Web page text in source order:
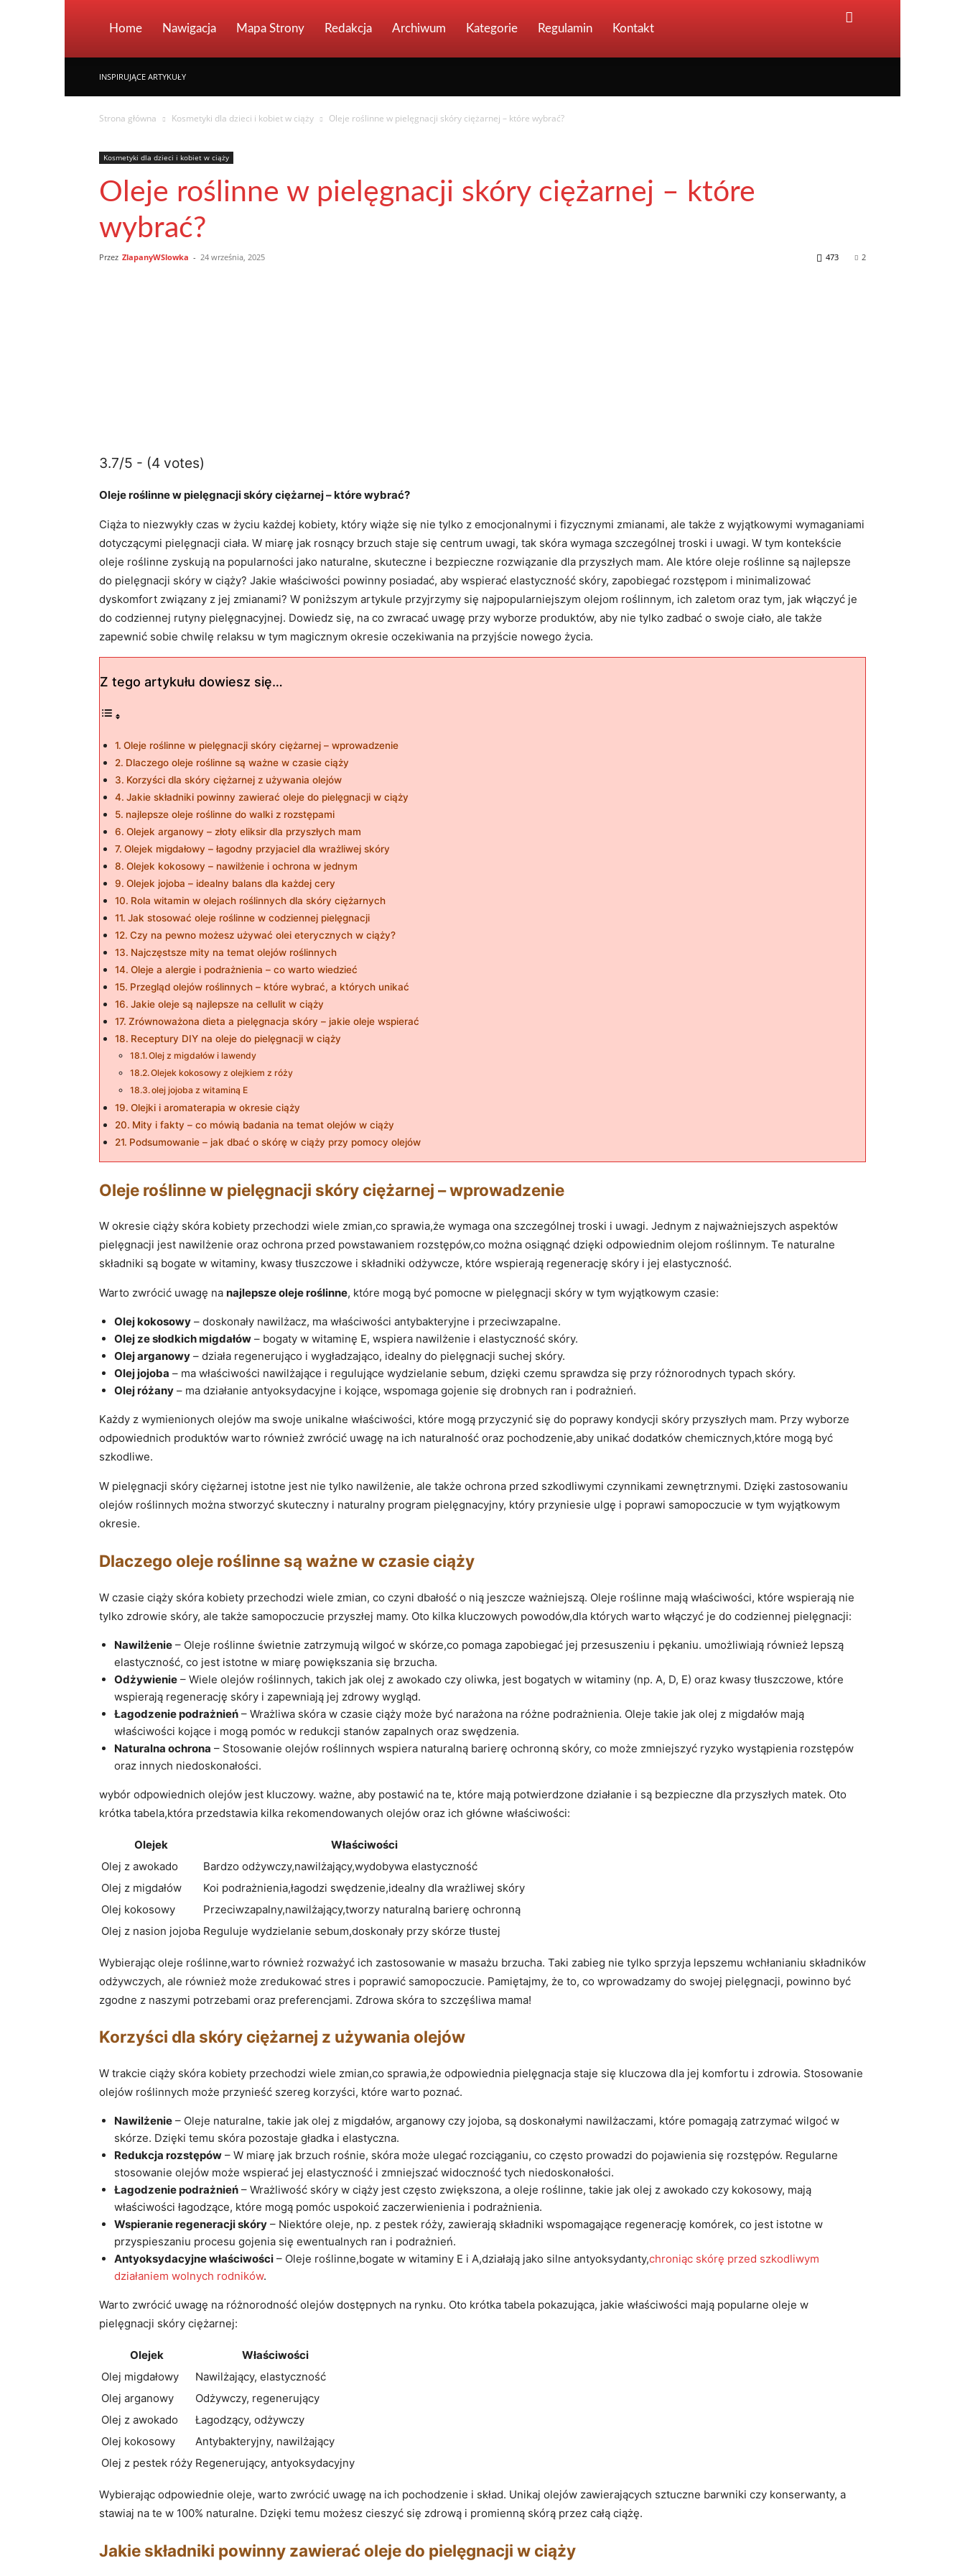
Home Nawigacja Mapa Strony Redakcja Archiwum Kategorie Regulamin Kontakt
INSPIRUJĄCE ARTYKUŁY
Strona główna Kosmetyki dla dzieci i kobiet w ciąży Oleje roślinne w pielęgnacji skóry ciężarnej – które wybrać?
Kosmetyki dla dzieci i kobiet w ciąży
Oleje roślinne w pielęgnacji skóry ciężarnej – które
wybrać?
Przez ZlapanyWSlowka - 24 września, 2025 2
473
3.7/5 - (4 votes)
Oleje roślinne w pielęgnacji skóry ciężarnej – które wybrać?
Ciąża to niezwykły czas w życiu każdej kobiety, który wiąże się nie tylko z emocjonalnymi i fizycznymi zmianami, ale także z wyjątkowymi wymaganiami
dotyczącymi pielęgnacji ciała. W miarę jak rosnący brzuch staje się centrum uwagi, tak skóra wymaga szczególnej troski i uwagi. W tym kontekście
oleje roślinne zyskują na popularności jako naturalne, skuteczne i bezpieczne rozwiązanie dla przyszłych mam. Ale które oleje roślinne są najlepsze
do pielęgnacji skóry w ciąży? Jakie właściwości powinny posiadać, aby wspierać elastyczność skóry, zapobiegać rozstępom i minimalizować
dyskomfort związany z jej zmianami? W poniższym artykule przyjrzymy się najpopularniejszym olejom roślinnym, ich zaletom oraz tym, jak włączyć je
do codziennej rutyny pielęgnacyjnej. Dowiedz się, na co zwracać uwagę przy wyborze produktów, aby nie tylko zadbać o swoje ciało, ale także
zapewnić sobie chwilę relaksu w tym magicznym okresie oczekiwania na przyjście nowego życia.
Z tego artykułu dowiesz się…
Oleje roślinne w pielęgnacji skóry ciężarnej – wprowadzenie
Dlaczego oleje roślinne są ważne w czasie ciąży
Korzyści dla skóry ciężarnej z używania olejów
Jakie składniki powinny zawierać oleje do pielęgnacji w ciąży
najlepsze oleje roślinne do walki z rozstępami
Olejek arganowy – złoty eliksir dla przyszłych mam
Olejek migdałowy – łagodny przyjaciel dla wrażliwej skóry
Olejek kokosowy – nawilżenie i ochrona w jednym
Olejek jojoba – idealny balans dla każdej cery
Rola witamin w olejach roślinnych dla skóry ciężarnych
Jak stosować oleje roślinne w codziennej pielęgnacji
Czy na pewno możesz używać olei eterycznych w ciąży?
Najczęstsze mity na temat olejów roślinnych
Oleje a alergie i podrażnienia – co warto wiedzieć
Przegląd olejów roślinnych – które wybrać, a których unikać
Jakie oleje są najlepsze na cellulit w ciąży
Zrównoważona dieta a pielęgnacja skóry – jakie oleje wspierać
Receptury DIY na oleje do pielęgnacji w ciąży
Olej z migdałów i lawendy
Olejek kokosowy z olejkiem z róży
olej jojoba z witaminą E
Olejki i aromaterapia w okresie ciąży
Mity i fakty – co mówią badania na temat olejów w ciąży
Podsumowanie – jak dbać o skórę w ciąży przy pomocy olejów
Oleje roślinne w pielęgnacji skóry ciężarnej – wprowadzenie
W okresie ciąży skóra kobiety przechodzi wiele zmian,co sprawia,że wymaga ona szczególnej troski i uwagi. Jednym z najważniejszych aspektów
pielęgnacji jest nawilżenie oraz ochrona przed powstawaniem rozstępów,co można osiągnąć dzięki odpowiednim olejom roślinnym. Te naturalne
składniki są bogate w witaminy, kwasy tłuszczowe i składniki odżywcze, które wspierają regenerację skóry i jej elastyczność.
Warto zwrócić uwagę na najlepsze oleje roślinne, które mogą być pomocne w pielęgnacji skóry w tym wyjątkowym czasie:
Olej kokosowy – doskonały nawilżacz, ma właściwości antybakteryjne i przeciwzapalne.
Olej ze słodkich migdałów – bogaty w witaminę E, wspiera nawilżenie i elastyczność skóry.
Olej arganowy – działa regenerująco i wygładzająco, idealny do pielęgnacji suchej skóry.
Olej jojoba – ma właściwości nawilżające i regulujące wydzielanie sebum, dzięki czemu sprawdza się przy różnorodnych typach skóry.
Olej różany – ma działanie antyoksydacyjne i kojące, wspomaga gojenie się drobnych ran i podrażnień.
Każdy z wymienionych olejów ma swoje unikalne właściwości, które mogą przyczynić się do poprawy kondycji skóry przyszłych mam. Przy wyborze
odpowiednich produktów warto również zwrócić uwagę na ich naturalność oraz pochodzenie,aby unikać dodatków chemicznych,które mogą być
szkodliwe.
W pielęgnacji skóry ciężarnej istotne jest nie tylko nawilżenie, ale także ochrona przed szkodliwymi czynnikami zewnętrznymi. Dzięki zastosowaniu
olejów roślinnych można stworzyć skuteczny i naturalny program pielęgnacyjny, który przyniesie ulgę i poprawi samopoczucie w tym wyjątkowym
okresie.
Dlaczego oleje roślinne są ważne w czasie ciąży
W czasie ciąży skóra kobiety przechodzi wiele zmian, co czyni dbałość o nią jeszcze ważniejszą. Oleje roślinne mają właściwości, które wspierają nie
tylko zdrowie skóry, ale także samopoczucie przyszłej mamy. Oto kilka kluczowych powodów,dla których warto włączyć je do codziennej pielęgnacji:
Nawilżenie – Oleje roślinne świetnie zatrzymują wilgoć w skórze,co pomaga zapobiegać jej przesuszeniu i pękaniu. umożliwiają również lepszą
elastyczność, co jest istotne w miarę powiększania się brzucha.
Odżywienie – Wiele olejów roślinnych, takich jak olej z awokado czy oliwka, jest bogatych w witaminy (np. A, D, E) oraz kwasy tłuszczowe, które
wspierają regenerację skóry i zapewniają jej zdrowy wygląd.
Łagodzenie podrażnień – Wrażliwa skóra w czasie ciąży może być narażona na różne podrażnienia. Oleje takie jak olej z migdałów mają
właściwości kojące i mogą pomóc w redukcji stanów zapalnych oraz swędzenia.
Naturalna ochrona – Stosowanie olejów roślinnych wspiera naturalną barierę ochronną skóry, co może zmniejszyć ryzyko wystąpienia rozstępów
oraz innych niedoskonałości.
wybór odpowiednich olejów jest kluczowy. ważne, aby postawić na te, które mają potwierdzone działanie i są bezpieczne dla przyszłych matek. Oto
krótka tabela,która przedstawia kilka rekomendowanych olejów oraz ich główne właściwości:
Olejek
Właściwości
Olej z awokado
Bardzo odżywczy,nawilżający,wydobywa elastyczność
Olej z migdałów
Koi podrażnienia,łagodzi swędzenie,idealny dla wrażliwej skóry
Olej kokosowy
Przeciwzapalny,nawilżający,tworzy naturalną barierę ochronną
Olej z nasion jojoba Reguluje wydzielanie sebum,doskonały przy skórze tłustej
Wybierając oleje roślinne,warto również rozważyć ich zastosowanie w masażu brzucha. Taki zabieg nie tylko sprzyja lepszemu wchłanianiu składników
odżywczych, ale również może zredukować stres i poprawić samopoczucie. Pamiętajmy, że to, co wprowadzamy do swojej pielęgnacji, powinno być
zgodne z naszymi potrzebami oraz preferencjami. Zdrowa skóra to szczęśliwa mama!
Korzyści dla skóry ciężarnej z używania olejów
W trakcie ciąży skóra kobiety przechodzi wiele zmian,co sprawia,że odpowiednia pielęgnacja staje się kluczowa dla jej komfortu i zdrowia. Stosowanie
olejów roślinnych może przynieść szereg korzyści, które warto poznać.
Nawilżenie – Oleje naturalne, takie jak olej z migdałów, arganowy czy jojoba, są doskonałymi nawilżaczami, które pomagają zatrzymać wilgoć w
skórze. Dzięki temu skóra pozostaje gładka i elastyczna.
Redukcja rozstępów – W miarę jak brzuch rośnie, skóra może ulegać rozciąganiu, co często prowadzi do pojawienia się rozstępów. Regularne
stosowanie olejów może wspierać jej elastyczność i zmniejszać widoczność tych niedoskonałości.
Łagodzenie podrażnień – Wrażliwość skóry w ciąży jest często zwiększona, a oleje roślinne, takie jak olej z awokado czy kokosowy, mają
właściwości łagodzące, które mogą pomóc uspokoić zaczerwienienia i podrażnienia.
Wspieranie regeneracji skóry – Niektóre oleje, np. z pestek róży, zawierają składniki wspomagające regenerację komórek, co jest istotne w
przyspieszaniu procesu gojenia się ewentualnych ran i podrażnień.
Antyoksydacyjne właściwości – Oleje roślinne,bogate w witaminy E i A,działają jako silne antyoksydanty,chroniąc skórę przed szkodliwym
działaniem wolnych rodników.
Warto zwrócić uwagę na różnorodność olejów dostępnych na rynku. Oto krótka tabela pokazująca, jakie właściwości mają popularne oleje w
pielęgnacji skóry ciężarnej:
Olejek
Właściwości
Olej migdałowy
Nawilżający, elastyczność
Olej arganowy
Odżywczy, regenerujący
Olej z awokado
Łagodzący, odżywczy
Olej kokosowy
Antybakteryjny, nawilżający
Olej z pestek róży Regenerujący, antyoksydacyjny
Wybierając odpowiednie oleje, warto zwrócić uwagę na ich pochodzenie i skład. Unikaj olejów zawierających sztuczne barwniki czy konserwanty, a
stawiaj na te w 100% naturalne. Dzięki temu możesz cieszyć się zdrową i promienną skórą przez całą ciążę.
Jakie składniki powinny zawierać oleje do pielęgnacji w ciąży